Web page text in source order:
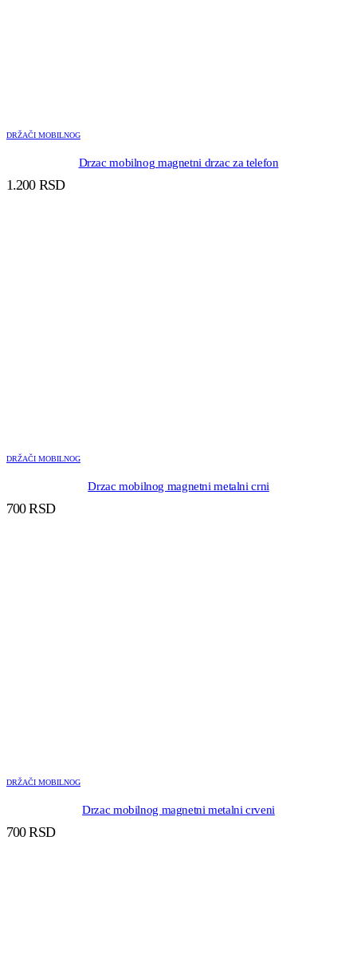
DRŽAČI MOBILNOG
Drzac mobilnog magnetni drzac za telefon
1.200 RSD
DRŽAČI MOBILNOG
Drzac mobilnog magnetni metalni crni
700RSD
DRŽAČI MOBILNOG
Drzac mobilnog magnetni metalni crveni
700RSD